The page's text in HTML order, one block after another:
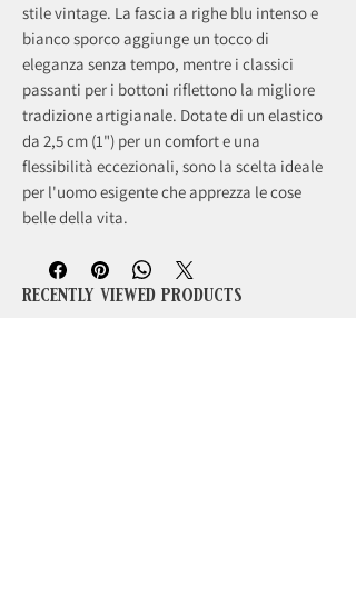
stile vintage. La fascia a righe blu intenso e
bianco sporco aggiunge un tocco di
eleganza senza tempo, mentre i classici
passanti per i bottoni riflettono la migliore
tradizione artigianale. Dotate di un elastico
da 2,5 cm (1") per un comfort e una
flessibilità eccezionali, sono la scelta ideale
per l'uomo esigente che apprezza le cose
belle della vita.
recently viewed products